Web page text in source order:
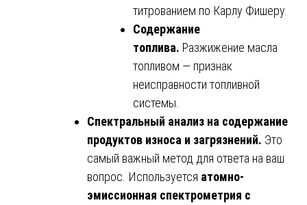
титрованием по Карлу Фишеру.
Содержание
топлива. Разжижение масла
топливом — признак
неисправности топливной
системы.
Спектральный анализ на содержание
продуктов износа и загрязнений. Это
самый важный метод для ответа на ваш
вопрос. Используется атомно-
эмиссионная спектрометрия с